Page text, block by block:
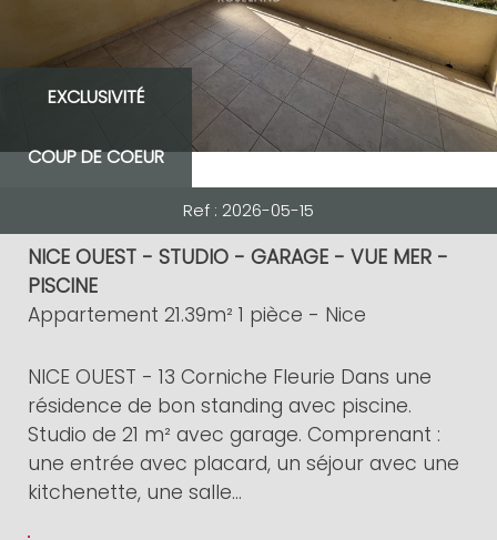
EXCLUSIVITÉ
COUP DE COEUR
Ref : 2026-05-15
NICE OUEST - STUDIO - GARAGE - VUE MER -
PISCINE
Appartement 21.39m² 1 pièce - Nice
NICE OUEST - 13 Corniche Fleurie Dans une
résidence de bon standing avec piscine.
Studio de 21 m² avec garage. Comprenant :
une entrée avec placard, un séjour avec une
kitchenette, une salle...